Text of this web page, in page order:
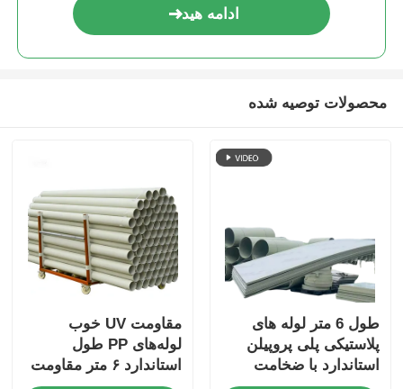
ادامه هید
محصولات توصیه شده
طول 6 متر لوله های
پلاستیکی پلی پروپیلن
استاندارد با ضخامت
مقاومت UV خوب
لوله‌های PP طول
استاندارد ۶ متر مقاومت